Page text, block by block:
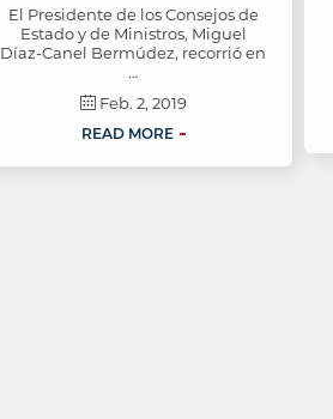
El Presidente de los Consejos de
Estado y de Ministros, Miguel
Díaz-Canel Bermúdez, recorrió en
…
Feb. 2, 2019
READ MORE